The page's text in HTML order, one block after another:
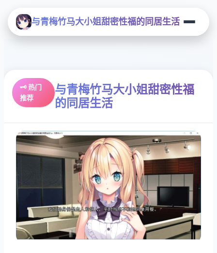
与青梅竹马大小姐甜密性福的同居生活
🗝️ 热门
推荐
与青梅竹马大小姐甜密性福
的同居生活